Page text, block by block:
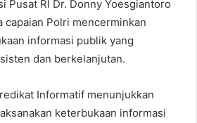
Pusat RI Dr. Donny Yoesgiantoro
capaian Polri mencerminkan
informasi publik yang
dan berkelanjutan.
Informatif menunjukkan
keterbukaan informasi